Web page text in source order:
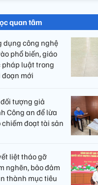
quan tâm
dụng công nghệ
phổ biến, giáo
pháp luật trong
mới
tượng giả
Công an để lừa
chiếm đoạt tài sản
liệt tháo gỡ
nghẽn, bảo đảm
thành mục tiêu